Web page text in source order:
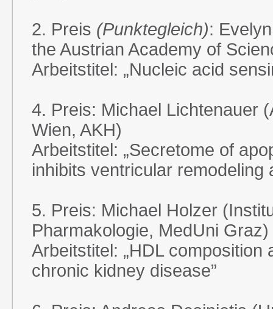
2. Preis (Punktegleich):
the Austrian Academy of
Arbeitstitel: „Nucleic acid
4. Preis: Michael Lichtenauer
Wien, AKH)
Arbeitstitel: „Secretome of
inhibits ventricular remodeling
5. Preis: Michael Holzer
Pharmakologie, MedUni Graz)
Arbeitstitel: „HDL
chronic kidney disease”